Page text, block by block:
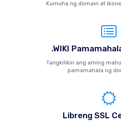
Kumuha ng domain at
.WIKI
Tangkilikin ang aming
pamamahala ng
Libreng SSL